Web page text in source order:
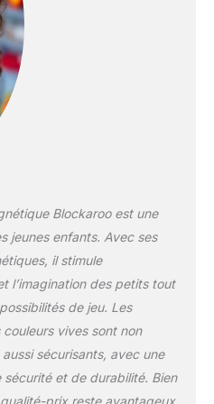
- Les
de construction en
magnétique
aux enfants
construire de manière
et les enfants
en jouant !
MAGNÉTIQUE - Le
magnétique
relie les blocs
à chaque fois. Les
de construction ne
repoussent jamais et
des possibilités
Blockaroo est une
jeunes enfants. Avec ses
il stimule
l’imagination des petits tout
de jeu. Les
vives sont non
sécurisants, avec une
et de durabilité. Bien
prix reste avantageux